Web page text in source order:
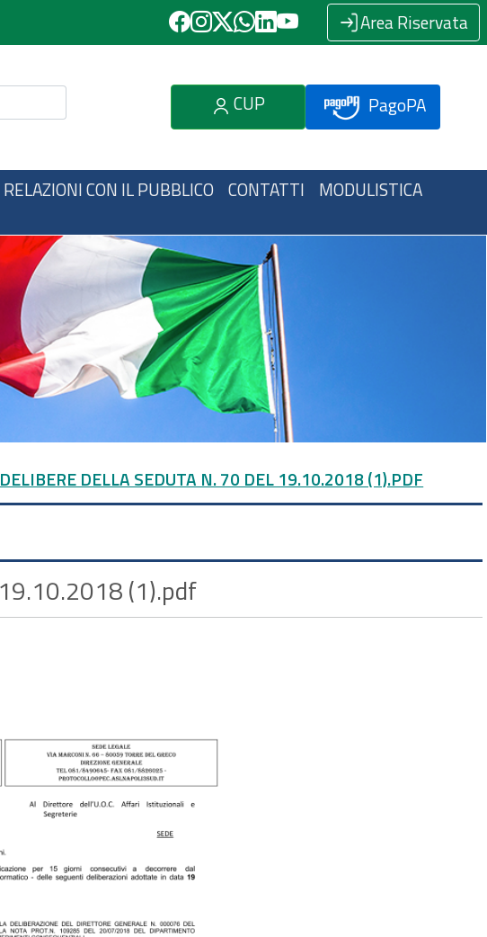
Area Riservata
CUP PagoPA
RELAZIONI CON IL PUBBLICO CONTATTI MODULISTICA
DELLA SEDUTA N. 70 DEL 19.10.2018 (1).PDF
(1).pdf